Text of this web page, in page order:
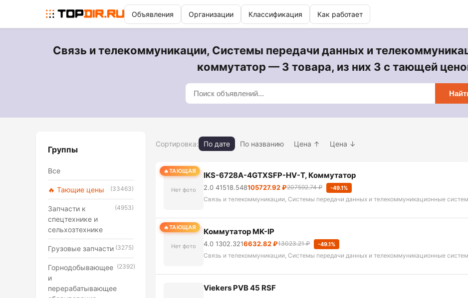
Объявления Организации Классификация Как работает
Связь и телекоммуникации, Системы передачи данных и
коммутатор — 3 товара, из них 3 с тающей
Группы
Все
🔥 Тающие цены (33463)
Запчасти к
спецтехнике и
сельхозтехнике
(4953)
Грузовые запчасти (3275)
Горнодобывающее
и
перерабатывающее
(2392)
Сортировка: По дате По названию Цена ↑ Цена ↓
ТАЮЩАЯ
Нет фото
IKS-6728A-4GTXSFP-HV-T, Коммутатор
2.0 41518.548105727.92 ₽207592.74 ₽ -49.1%
Связь и телекоммуникации, Системы передачи данных и телекоммуникационные
ТАЮЩАЯ
Нет фото
Коммутатор MK-IP
4.0 1302.3216632.82 ₽13023.21 ₽ -49.1%
Связь и телекоммуникации, Системы передачи данных и телекоммуникационные
Viekers PVB 45 RSF